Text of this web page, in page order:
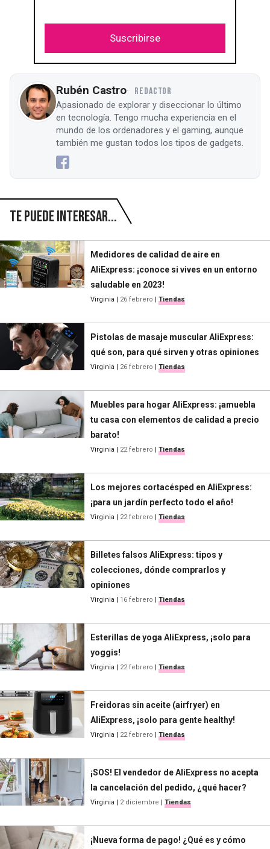
Suscribirse
Rubén Castro REDACTOR
Apasionado de explorar y diseccionar lo último
en tecnología. Tengo mucha experiencia en el
mundo de los ordenadores y el gaming, aunque
también me gustan todos los tipos de gadgets.
Te puede interesar...
Medidores de calidad de aire en
AliExpress: ¡conoce si vives en un entorno
saludable en 2023!
Virginia | 26 febrero | Tiendas
Pistolas de masaje muscular AliExpress:
qué son, para qué sirven y otras opiniones
Virginia | 26 febrero | Tiendas
Muebles para hogar AliExpress: ¡amuebla
tu casa con elementos de calidad a precio
barato!
Virginia | 22 febrero | Tiendas
Los mejores cortacésped en AliExpress:
¡para un jardín perfecto todo el año!
Virginia | 22 febrero | Tiendas
Billetes falsos AliExpress: tipos y
colecciones, dónde comprarlos y
opiniones
Virginia | 16 febrero | Tiendas
Esterillas de yoga AliExpress, ¡solo para
yoggis!
Virginia | 22 febrero | Tiendas
Freidoras sin aceite (airfryer) en
AliExpress, ¡solo para gente healthy!
Virginia | 22 febrero | Tiendas
¡SOS! El vendedor de AliExpress no acepta
la cancelación del pedido, ¿qué hacer?
Virginia | 2 diciembre | Tiendas
¡Nueva forma de pago! ¿Qué es y cómo